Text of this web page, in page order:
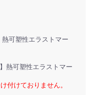
可塑性エラストマー
熱可塑性エラストマー
付けておりません。